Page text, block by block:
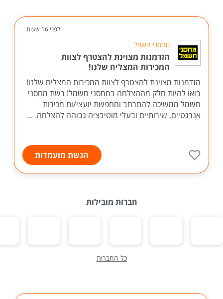
לפני 16 שעות
מחסני חשמל
הזדמנות מצוינת להצטרף לצוות
המכירות המצליח שלנו!
הזדמנות מצוינת להצטרף לצוות המכירות המצליח שלנו!
בואו להיות חלק מההצלחה במחסני חשמל! רשת מחסני
חשמל ממשיכה להתרחב ומחפשת יועצי/ות מכירות
אנרגטיים, שירותיים ובעלי מוטיבציה גבוהה להצלחה. ...
הגשת מועמדות
חברות מובילות
כל החברות